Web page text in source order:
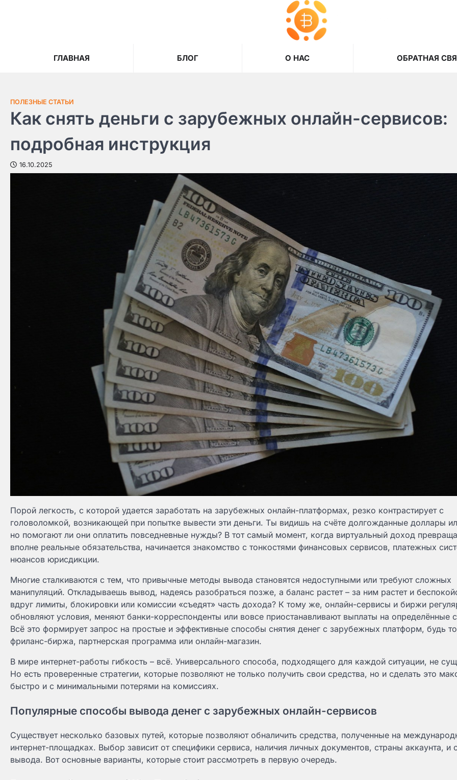
ГЛАВНАЯ БЛОГ О НАС ОБРАТНАЯ
ПОЛЕЗНЫЕ СТАТЬИ
Как снять деньги с зарубежных онлайн-сервисов:
подробная инструкция
16.10.2025
Порой легкость, с которой удается заработать на зарубежных онлайн-платформах, резко контрастирует с
головоломкой, возникающей при попытке вывести эти деньги. Ты видишь на счёте долгожданные доллары
но помогают ли они оплатить повседневные нужды? В тот самый момент, когда виртуальный доход
вполне реальные обязательства, начинается знакомство с тонкостями финансовых сервисов, платежных
нюансов юрисдикции.
Многие сталкиваются с тем, что привычные методы вывода становятся недоступными или требуют сложных
манипуляций. Откладываешь вывод, надеясь разобраться позже, а баланс растет – за ним растет и
вдруг лимиты, блокировки или комиссии «съедят» часть дохода? К тому же, онлайн-сервисы и биржи
обновляют условия, меняют банки-корреспонденты или вовсе приостанавливают выплаты на определённые
Всё это формирует запрос на простые и эффективные способы снятия денег с зарубежных платформ, будь то
фриланс-биржа, партнерская программа или онлайн-магазин.
В мире интернет-работы гибкость – всё. Универсального способа, подходящего для каждой ситуации, не
Но есть проверенные стратегии, которые позволяют не только получить свои средства, но и сделать это
быстро и с минимальными потерями на комиссиях.
Популярные способы вывода денег с зарубежных онлайн-сервисов
Существует несколько базовых путей, которые позволяют обналичить средства, полученные на
интернет-площадках. Выбор зависит от специфики сервиса, наличия личных документов, страны аккаунта, и
вывода. Вот основные варианты, которые стоит рассмотреть в первую очередь.